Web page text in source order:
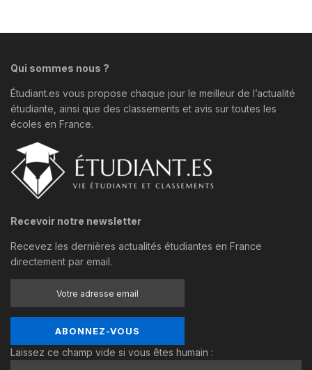
Qui sommes nous ?
Étudiant.es vous propose chaque jour le meilleur de l’actualité
étudiante, ainsi que des classements et avis sur toutes les
écoles en France.
Recevoir notre newsletter
Recevez les dernières actualités étudiantes en France
directement par email.
Laissez ce champ vide si vous êtes humain :